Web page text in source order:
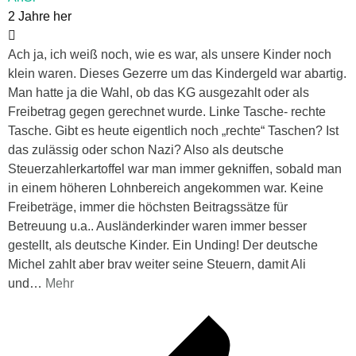
2 Jahre her
Ach ja, ich weiß noch, wie es war, als unsere Kinder noch
klein waren. Dieses Gezerre um das Kindergeld war abartig.
Man hatte ja die Wahl, ob das KG ausgezahlt oder als
Freibetrag gegen gerechnet wurde. Linke Tasche- rechte
Tasche. Gibt es heute eigentlich noch „rechte“ Taschen? Ist
das zulässig oder schon Nazi? Also als deutsche
Steuerzahlerkartoffel war man immer gekniffen, sobald man
in einem höheren Lohnbereich angekommen war. Keine
Freibeträge, immer die höchsten Beitragssätze für
Betreuung u.a.. Ausländerkinder waren immer besser
gestellt, als deutsche Kinder. Ein Unding! Der deutsche
Michel zahlt aber brav weiter seine Steuern, damit Ali
und … Mehr